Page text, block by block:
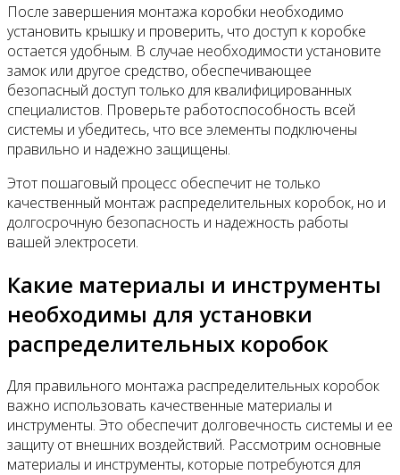
После завершения монтажа коробки необходимо
установить крышку и проверить, что доступ к коробке
остается удобным. В случае необходимости установите
замок или другое средство, обеспечивающее
безопасный доступ только для квалифицированных
специалистов. Проверьте работоспособность всей
системы и убедитесь, что все элементы подключены
правильно и надежно защищены.
Этот пошаговый процесс обеспечит не только
качественный монтаж распределительных коробок, но и
долгосрочную безопасность и надежность работы
вашей электросети.
Какие материалы и инструменты
необходимы для установки
распределительных коробок
Для правильного монтажа распределительных коробок
важно использовать качественные материалы и
инструменты. Это обеспечит долговечность системы и ее
защиту от внешних воздействий. Рассмотрим основные
материалы и инструменты, которые потребуются для